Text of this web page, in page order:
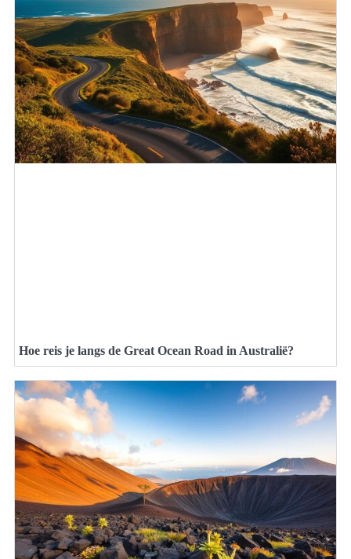
Hoe reis je langs de Great Ocean Road in Australië?